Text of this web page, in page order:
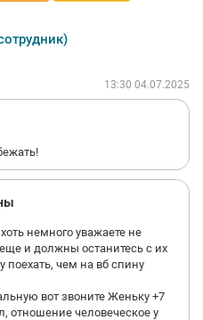
13:30 04.07.2025
немного уважаете не
еще и должны останитесь с их
поехать, чем на вб спину
вот звоните Женьку +7
отношение человеческое у